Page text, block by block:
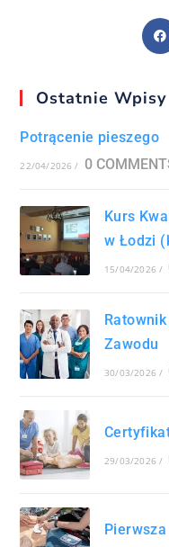
Ostatnie Wpisy
Potrącenie pieszego
22/04/2026 / 0
Kurs
w Łodzi
15/04/2026 /
Zawodu
30/03/2026 /
29/03/2026 /